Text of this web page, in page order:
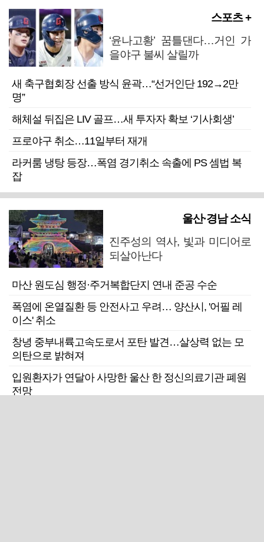
스포츠 +
‘윤나고황’ 꿈틀댄다…거인 가
을야구 불씨 살릴까
새 축구협회장 선출 방식 윤곽…“선거인단 192→2만
명”
해체설 뒤집은 LIV 골프…새 투자자 확보 ‘기사회생’
프로야구 취소…11일부터 재개
라커룸 냉탕 등장…폭염 경기취소 속출에 PS 셈법 복
잡
울산·경남 소식
진주성의 역사, 빛과 미디어로
되살아난다
마산 원도심 행정·주거복합단지 연내 준공 수순
폭염에 온열질환 등 안전사고 우려… 양산시, '어필 레
이스' 취소
창녕 중부내륙고속도로서 포탄 발견…살상력 없는 모
의탄으로 밝혀져
입원환자가 연달아 사망한 울산 한 정신의료기관 폐원
전망